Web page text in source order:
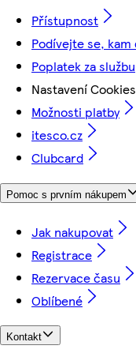
Přístupnost
Podívejte se,
Poplatek za službu
Nastavení Cookies
Možnosti platby
itesco.cz
Clubcard
Pomoc s prvním nákupem
Jak nakupovat
Registrace
Rezervace času
Oblíbené
Kontakt